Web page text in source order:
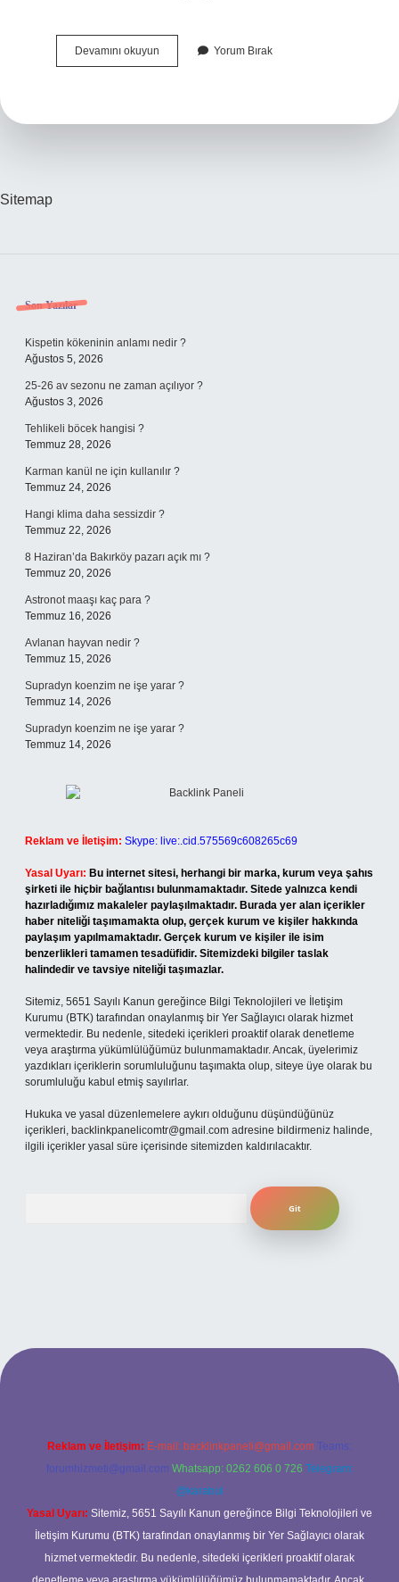
Devamını okuyun
Batur
Yorum Bırak
Sitemap
Sidebar
Son Yazılar
Kispetin kökeninin anlamı nedir ?
Ağustos 5, 2026
25-26 av sezonu ne zaman açılıyor ?
Ağustos 3, 2026
Tehlikeli böcek hangisi ?
Temmuz 28, 2026
Karman kanül ne için kullanılır ?
Temmuz 24, 2026
Hangi klima daha sessizdir ?
Temmuz 22, 2026
8 Haziran’da Bakırköy pazarı açık mı ?
Temmuz 20, 2026
Astronot maaşı kaç para ?
Temmuz 16, 2026
Avlanan hayvan nedir ?
Temmuz 15, 2026
Supradyn koenzim ne işe yarar ?
Temmuz 14, 2026
Supradyn koenzim ne işe yarar ?
Temmuz 14, 2026
Reklam ve İletişim: Skype: live:.cid.575569c608265c69
Yasal Uyarı: Bu internet sitesi, herhangi bir marka, kurum veya şahıs
şirketi ile hiçbir bağlantısı bulunmamaktadır. Sitede yalnızca kendi
hazırladığımız makaleler paylaşılmaktadır. Burada yer alan içerikler
haber niteliği taşımamakta olup, gerçek kurum ve kişiler hakkında
paylaşım yapılmamaktadır. Gerçek kurum ve kişiler ile isim
benzerlikleri tamamen tesadüfidir. Sitemizdeki bilgiler taslak
halindedir ve tavsiye niteliği taşımazlar.
Sitemiz, 5651 Sayılı Kanun gereğince Bilgi Teknolojileri ve İletişim
Kurumu (BTK) tarafından onaylanmış bir Yer Sağlayıcı olarak hizmet
vermektedir. Bu nedenle, sitedeki içerikleri proaktif olarak denetleme
veya araştırma yükümlülüğümüz bulunmamaktadır. Ancak, üyelerimiz
yazdıkları içeriklerin sorumluluğunu taşımakta olup, siteye üye olarak bu
sorumluluğu kabul etmiş sayılırlar.
Hukuka ve yasal düzenlemelere aykırı olduğunu düşündüğünüz
içerikleri, backlinkpanelicomtr@gmail.com adresine bildirmeniz halinde,
ilgili içerikler yasal süre içerisinde sitemizden kaldırılacaktır.
betexper güncel giriş
Reklam ve İletişim: E-mail: backlinkpaneli@gmail.com Teams:
forumhizmeti@gmail.com Whatsapp: 0262 606 0 726 Telegram:
@karabul
Yasal Uyarı: Sitemiz, 5651 Sayılı Kanun gereğince Bilgi Teknolojileri ve
İletişim Kurumu (BTK) tarafından onaylanmış bir Yer Sağlayıcı olarak
hizmet vermektedir. Bu nedenle, sitedeki içerikleri proaktif olarak